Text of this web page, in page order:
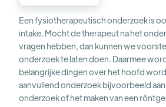
Een fysiotherapeutisch onderzoek is
intake. Mocht de therapeut na het
vragen hebben, dan kunnen we
onderzoek te laten doen. Daarmee
belangrijke dingen over het hoofd
aanvullend onderzoek bijvoorbeeld
onderzoek of het maken van een